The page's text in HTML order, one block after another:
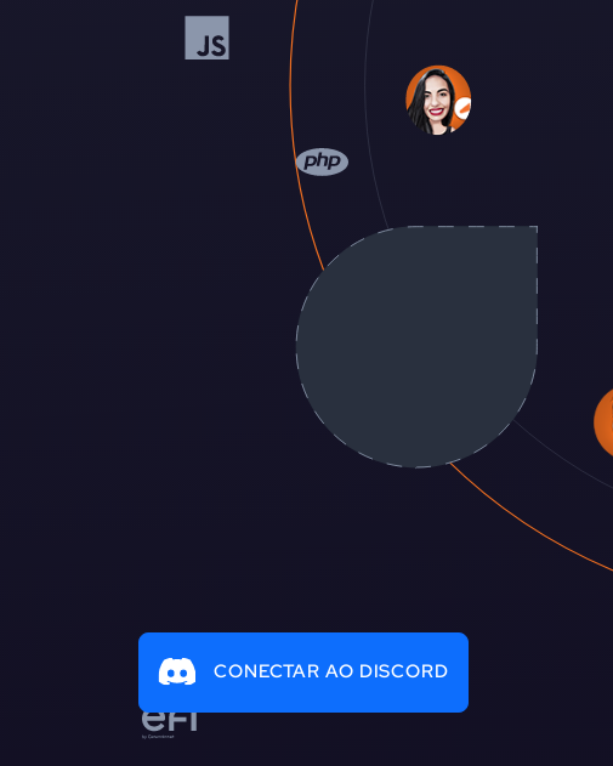
CONECTAR AO DISCORD